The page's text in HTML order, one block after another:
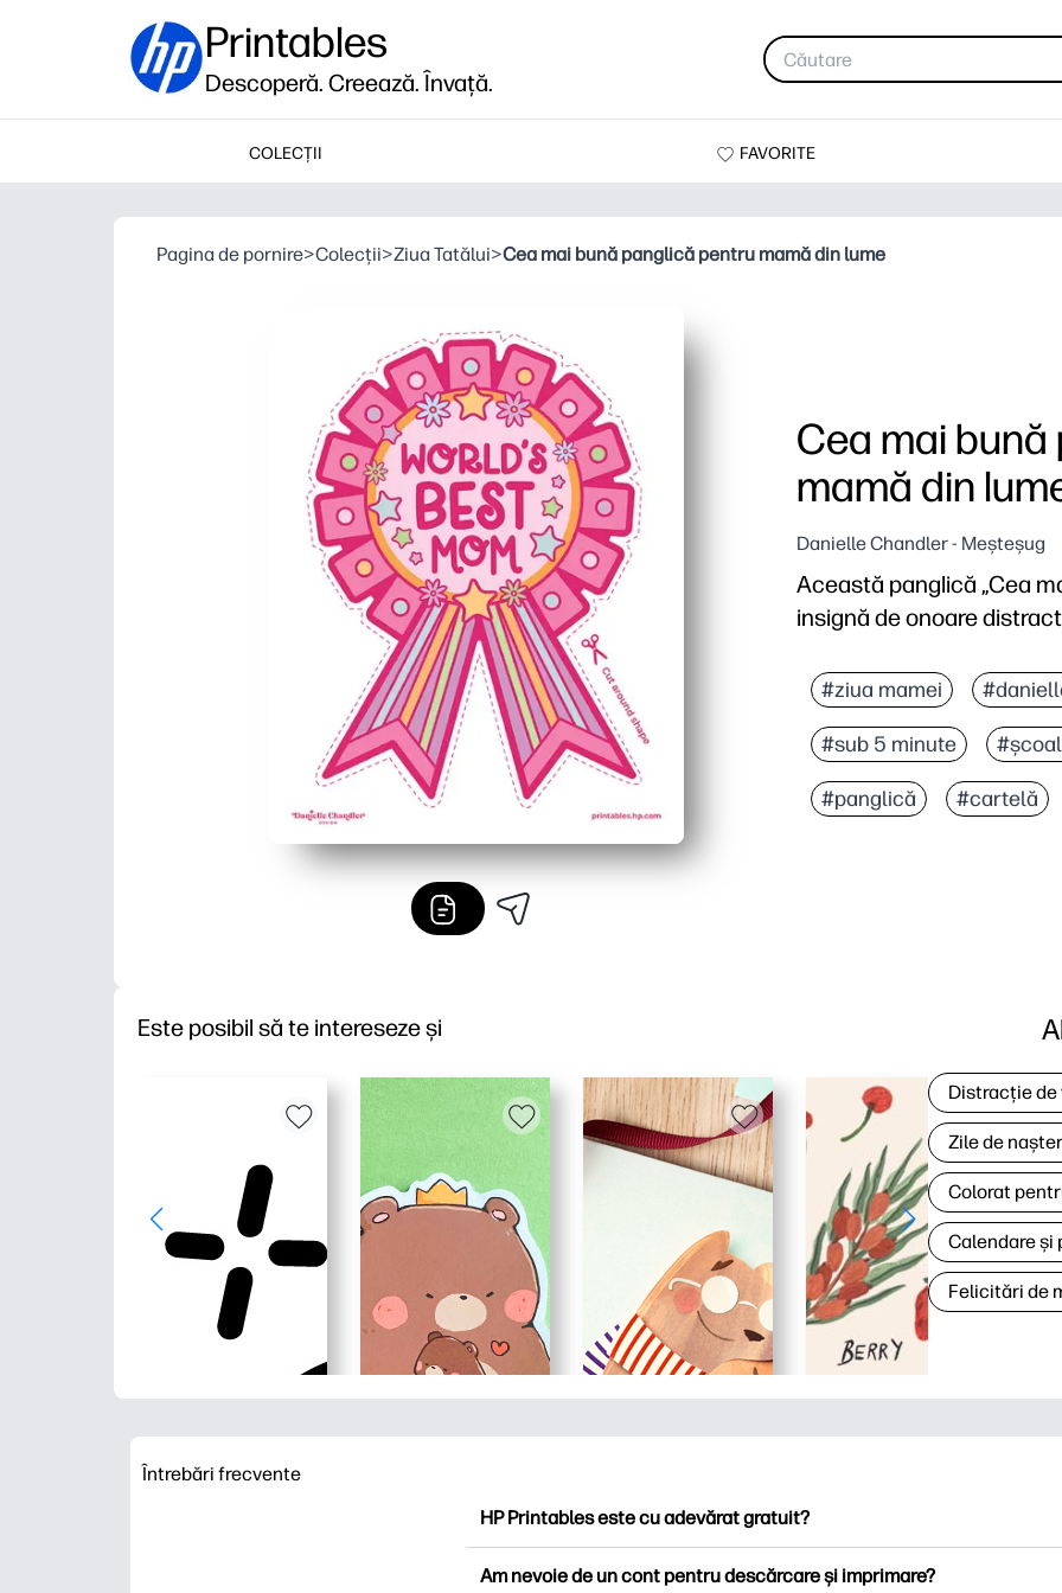
Printables
Descoperă. Creează. Învață.
COLECȚII FAVORITE
Pagina de pornire>Colecții>Ziua Tatălui>Cea mai bună panglică pentru mamă din lume
Cea mai
mamă din
Danielle Chandler - Meșteșug
Această panglică „Cea
insignă de onoare
Puteți imprima, tăia și
Copiii devin creativi -
Prietenos la clasă și
Gata pentru fotografii
#ziua mamei
#sub 5 minute
#panglică #cartelă
Este posibil să te intereseze și
Distracție de
Zile de
Colorat
Calendare
Felicitări de
Întrebări frecvente
HP Printables este cu adevărat gratuit?
Am nevoie de un cont pentru descărcare și imprimare?